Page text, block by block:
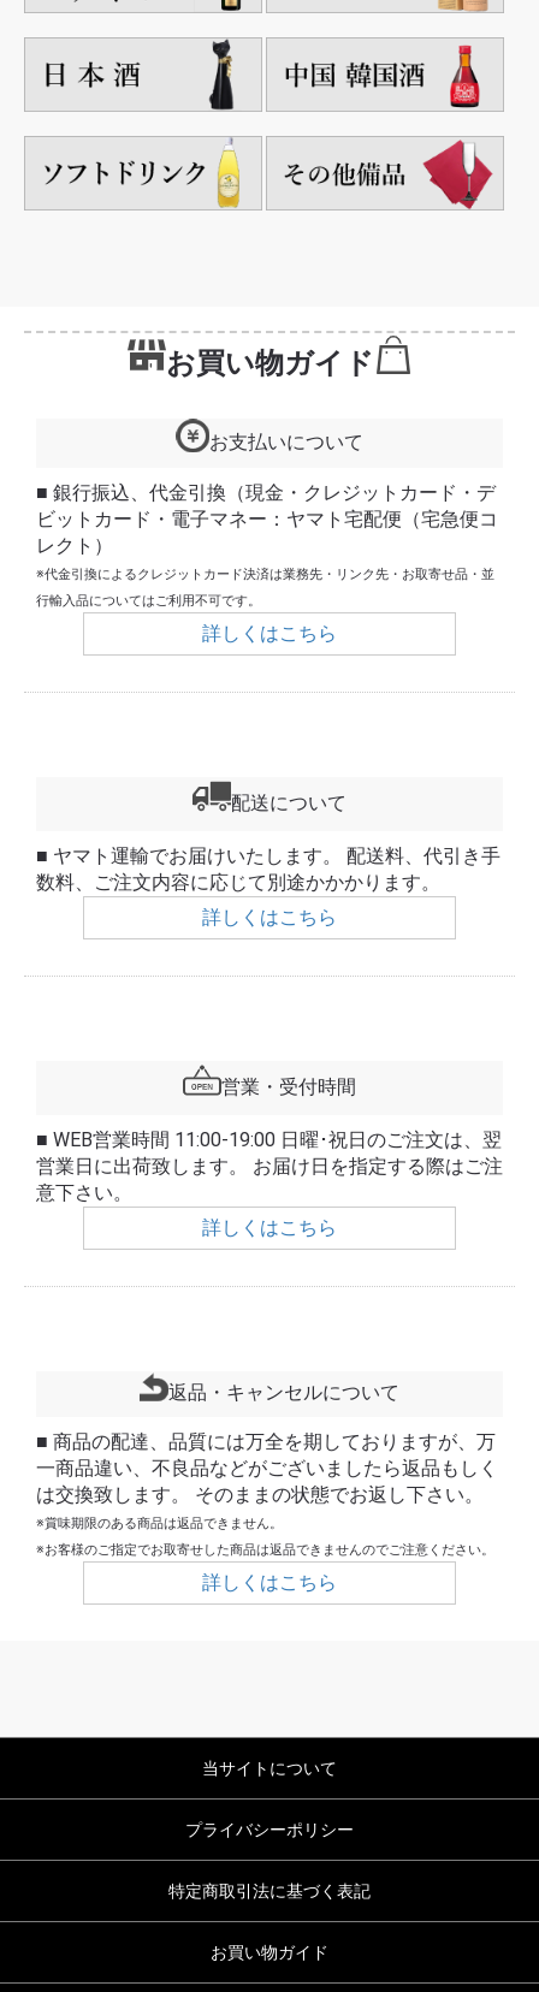
お買い物ガイド
お支払いについて
■ 銀行振込、代金引換（現金・クレジットカード・デ
ビットカード・電子マネー：ヤマト宅配便（宅急便コ
レクト）
※代金引換によるクレジットカード決済は業務先・リンク先・お取寄せ品・並
行輸入品についてはご利用不可です。
詳しくはこちら
配送について
■ ヤマト運輸でお届けいたします。 配送料、代引き手
数料、ご注文内容に応じて別途かかかります。
詳しくはこちら
営業・受付時間
■ WEB営業時間 11:00-19:00 日曜･祝日のご注文は、翌
営業日に出荷致します。 お届け日を指定する際はご注
意下さい。
詳しくはこちら
返品・キャンセルについて
■ 商品の配達、品質には万全を期しておりますが、万
一商品違い、不良品などがございましたら返品もしく
は交換致します。 そのままの状態でお返し下さい。
※賞味期限のある商品は返品できません。
※お客様のご指定でお取寄せした商品は返品できませんのでご注意ください。
詳しくはこちら
当サイトについて
プライバシーポリシー
特定商取引法に基づく表記
お買い物ガイド